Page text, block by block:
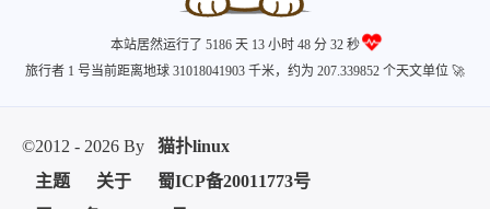
猫扑linux
关于
蜀ICP备20011773号